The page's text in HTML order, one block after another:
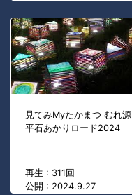
見てみMyたかまつ むれ源
平石あかりロード2024
再生 : 311回
公開 : 2024.9.27